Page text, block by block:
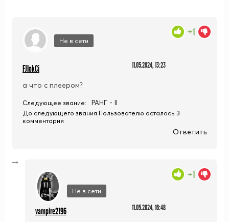
Не в сети
FJIokCi 11.05.2024, 13:23
а что с плеером?
+1
Следующее звание: РАНГ - II
До следующего звания Пользователю осталось 3
комментария
Ответить
Не в сети
vampire2196 11.05.2024, 16:48
+1